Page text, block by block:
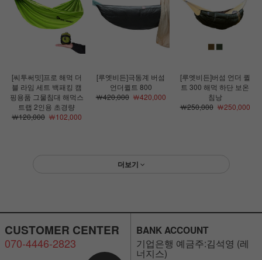
[씨투써밋]프로 해먹 더
블 라임 세트 백패킹 캠
핑용품 그물침대 해먹스
트랩 2인용 초경량
￦120,000￦102,000
[루엣비든]극동계 버섬
언더퀼트 800
￦420,000￦420,000
[루엣비든]버섬 언더 퀼
트 300 해먹 하단 보온
침낭
￦250,000￦250,000
더보기
CUSTOMER CENTER
070-4446-2823
BANK ACCOUNT
기업은행 예금주:김석영 (레
너지스)